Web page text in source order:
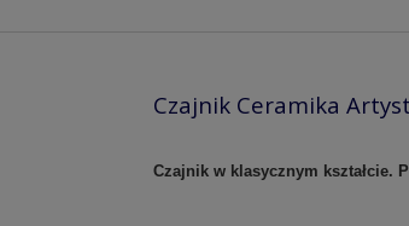
Czajnik Ceramika
Czajnik w klasycznym kształcie.